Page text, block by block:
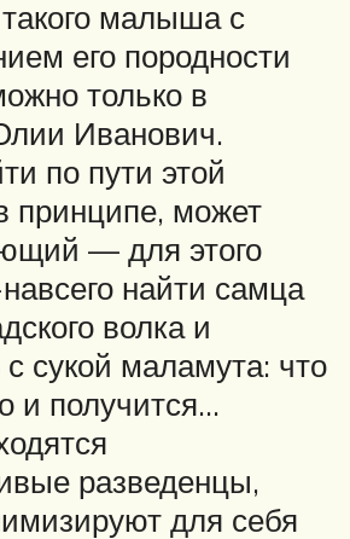
малыша с
его породности
только в
Иванович.
по пути этой
принципе, может
— для этого
найти самца
волка и
с сукой маламута: что
и получится…
разведенцы,
для себя